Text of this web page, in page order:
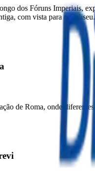
dos Fóruns Imperiais,
com vista para o Coliseu.
de Roma, onde